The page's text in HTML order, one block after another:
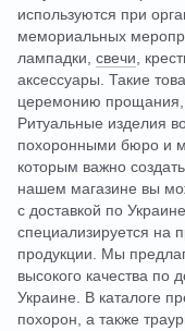
используются при
мемориальных
лампадки, свечи,
аксессуары. Такие
церемонию прощания,
Ритуальные изделия
похоронными бюро и
которым важно
нашем магазине вы
с доставкой по
специализируется на
продукции. Мы
высокого качества по
Украине. В каталоге
похорон, а также